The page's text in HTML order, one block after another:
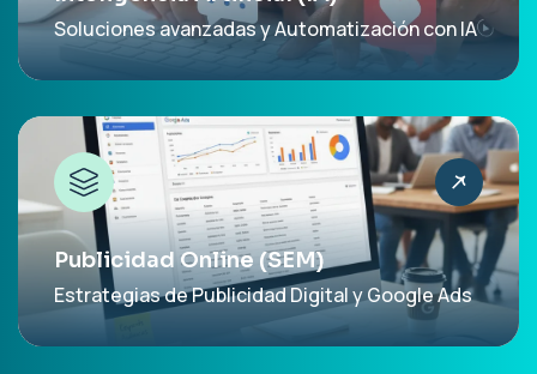
Soluciones avanzadas y Automatización con IA
Publicidad Online (SEM)
Estrategias de Publicidad Digital y Google Ads